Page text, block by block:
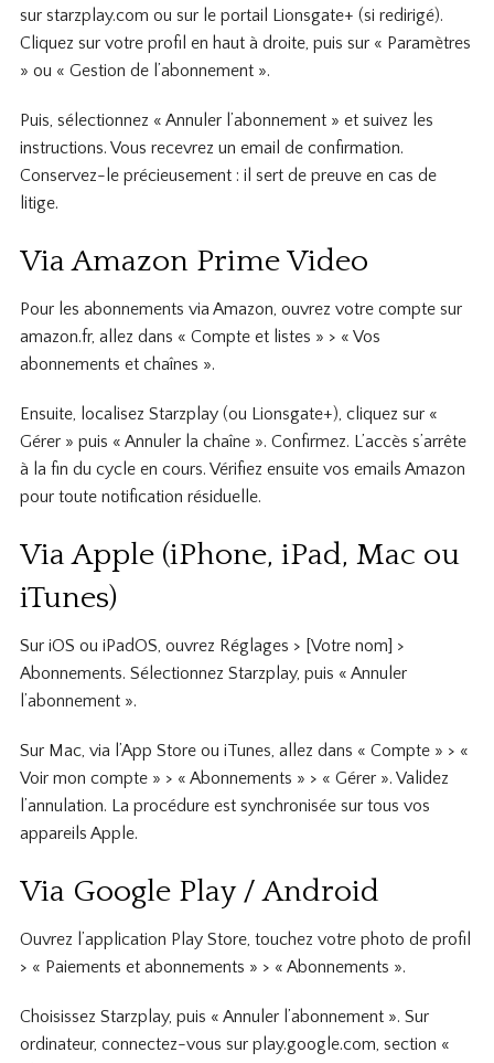
sur starzplay.com ou sur le portail Lionsgate+ (si redirigé).
Cliquez sur votre profil en haut à droite, puis sur « Paramètres
» ou « Gestion de l’abonnement ».
Puis, sélectionnez « Annuler l’abonnement » et suivez les
instructions. Vous recevrez un email de confirmation.
Conservez-le précieusement : il sert de preuve en cas de
litige.
Via Amazon Prime Video
Pour les abonnements via Amazon, ouvrez votre compte sur
amazon.fr, allez dans « Compte et listes » > « Vos
abonnements et chaînes ».
Ensuite, localisez Starzplay (ou Lionsgate+), cliquez sur «
Gérer » puis « Annuler la chaîne ». Confirmez. L’accès s’arrête
à la fin du cycle en cours. Vérifiez ensuite vos emails Amazon
pour toute notification résiduelle.
Via Apple (iPhone, iPad, Mac ou
iTunes)
Sur iOS ou iPadOS, ouvrez Réglages > [Votre nom] >
Abonnements. Sélectionnez Starzplay, puis « Annuler
l’abonnement ».
Sur Mac, via l’App Store ou iTunes, allez dans « Compte » > «
Voir mon compte » > « Abonnements » > « Gérer ». Validez
l’annulation. La procédure est synchronisée sur tous vos
appareils Apple.
Via Google Play / Android
Ouvrez l’application Play Store, touchez votre photo de profil
> « Paiements et abonnements » > « Abonnements ».
Choisissez Starzplay, puis « Annuler l’abonnement ». Sur
ordinateur, connectez-vous sur play.google.com, section «